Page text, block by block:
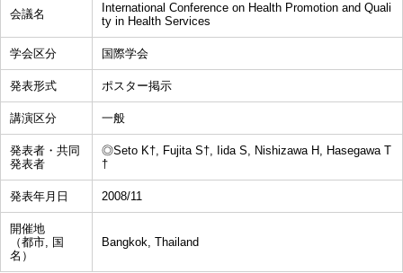
会議名
International Conference on Health Promotion and Quali
ty in Health Services
学会区分 国際学会
発表形式 ポスター掲示
講演区分 一般
発表者・共同
発表者
◎Seto K†, Fujita S†, Iida S, Nishizawa H, Hasegawa T
†
発表年月日 2008/11
開催地
（都市, 国
名）
Bangkok, Thailand